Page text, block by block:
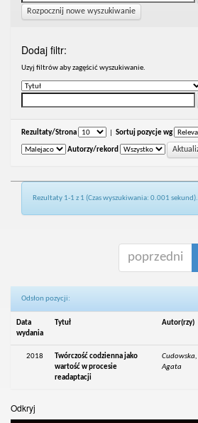
Rozpocznij nowe wyszukiwanie
Dodaj filtr:
Uzyj filtrów aby zagęścić wyszukiwanie.
Rezultaty/Strona Sortuj pozycje wg
Autorzy/rekord
Rezultaty 1-1 z 1 (Czas wyszukiwania: 0.001 sekund).
poprzedni
Odsłon pozycji:
Data
wydania
Tytuł Autor(rzy)
2018
Twórczość codzienna jako
wartość w procesie
readaptacji
Cudowska,
Agata
Odkryj